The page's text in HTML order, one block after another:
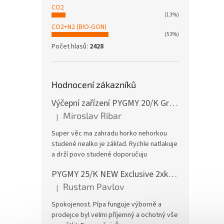
CO2
(13%)
CO2+N2 (BIO-GON)
(53%)
Počet hlasů: 2428
Hodnocení zákazníků
Výčepní zařízení PYGMY 20/K Green Line NEW komplet BAJONET
Hodnocení produktu je 5 z 5 hvězdiček.
| Miroslav Ribar
Super věc ma zahradu horko nehorkou
studené nealko je základ. Rychle natlakuje
a drží povo studené doporučuju
PYGMY 25/K NEW Exclusive 2xkohout GREEN LINE komplet bez naražečů
Hodnocení produktu je 5 z 5 hvězdiček.
| Rustam Pavlov
Spokojenost. Pípa funguje výborně a
prodejce byl velmi příjemný a ochotný vše